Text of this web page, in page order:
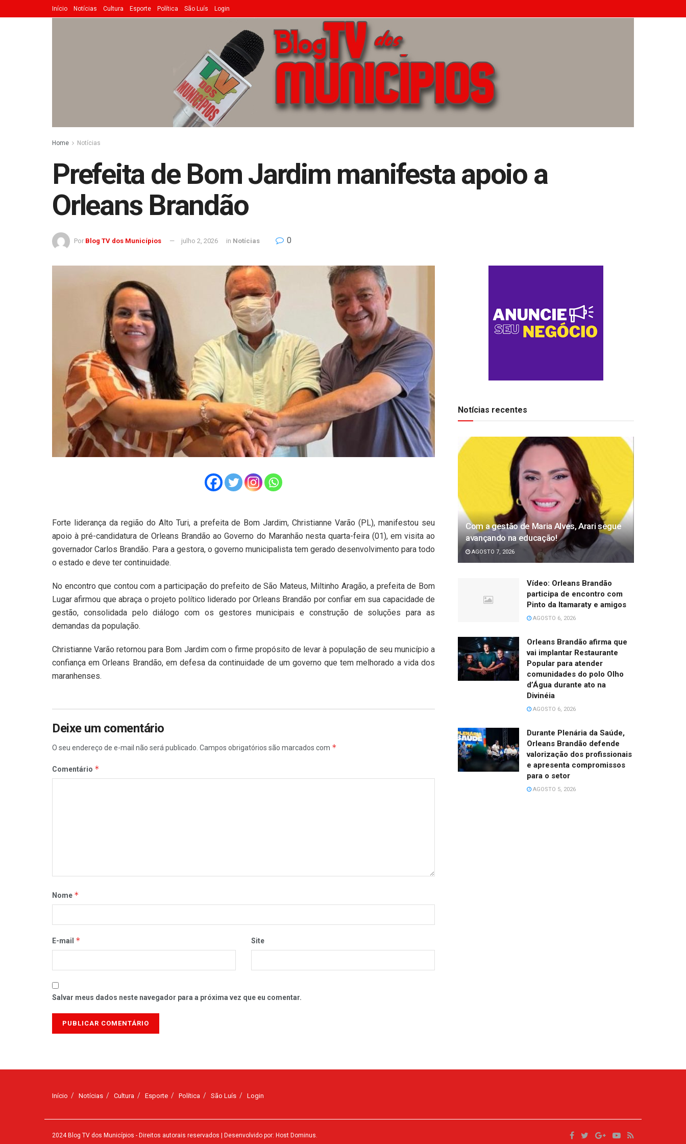
Início Notícias Cultura Esporte Política São Luís Login
Home Notícias
Prefeita de Bom Jardim manifesta apoio a
Orleans Brandão
Por Blog TV dos Municípios julho 2, 2026 in Notícias 0
Forte liderança da região do Alto Turi, a prefeita de Bom Jardim, Christianne Varão (PL), manifestou seu
apoio à pré-candidatura de Orleans Brandão ao Governo do Maranhão nesta quarta-feira (01), em visita ao
governador Carlos Brandão. Para a gestora, o governo municipalista tem gerado desenvolvimento para todo
o estado e deve ter continuidade.
No encontro que contou com a participação do prefeito de São Mateus, Miltinho Aragão, a prefeita de Bom
Lugar afirmou que abraça o projeto político liderado por Orleans Brandão por confiar em sua capacidade de
gestão, consolidada pelo diálogo com os gestores municipais e construção de soluções para as
demandas da população.
Christianne Varão retornou para Bom Jardim com o firme propósito de levar à população de seu município a
confiança em Orleans Brandão, em defesa da continuidade de um governo que tem melhorado a vida dos
maranhenses.
Deixe um comentário
O seu endereço de e-mail não será publicado. Campos obrigatórios são marcados com *
Comentário *
Nome *
E-mail * Site
Salvar meus dados neste navegador para a próxima vez que eu comentar.
Notícias recentes
Com a gestão de Maria Alves, Arari segue
avançando na educação!
AGOSTO 7, 2026
Vídeo: Orleans Brandão
participa de encontro com
Pinto da Itamaraty e amigos
AGOSTO 6, 2026
Orleans Brandão afirma que
vai implantar Restaurante
Popular para atender
comunidades do polo Olho
d’Água durante ato na
Divinéia
AGOSTO 6, 2026
Durante Plenária da Saúde,
Orleans Brandão defende
valorização dos profissionais
e apresenta compromissos
para o setor
AGOSTO 5, 2026
Início Notícias Cultura Esporte Política São Luís Login
2024Blog TV dos Municípios - Direitos autorais reservados | Desenvolvido por: Host Dominus.